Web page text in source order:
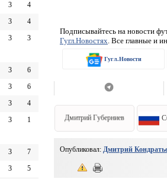
3 4
3 4
3 3
3 6
3 6
3 4
3 1
3 7
3 5
Подписывайтесь на новости
Гугл.Новостях . Все главные и
Гугл.Новости
Дмитрий Губерниев
Опубликовал: Дмитрий